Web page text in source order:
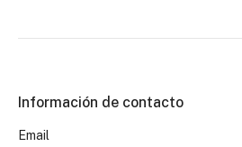
Información de contacto
Email